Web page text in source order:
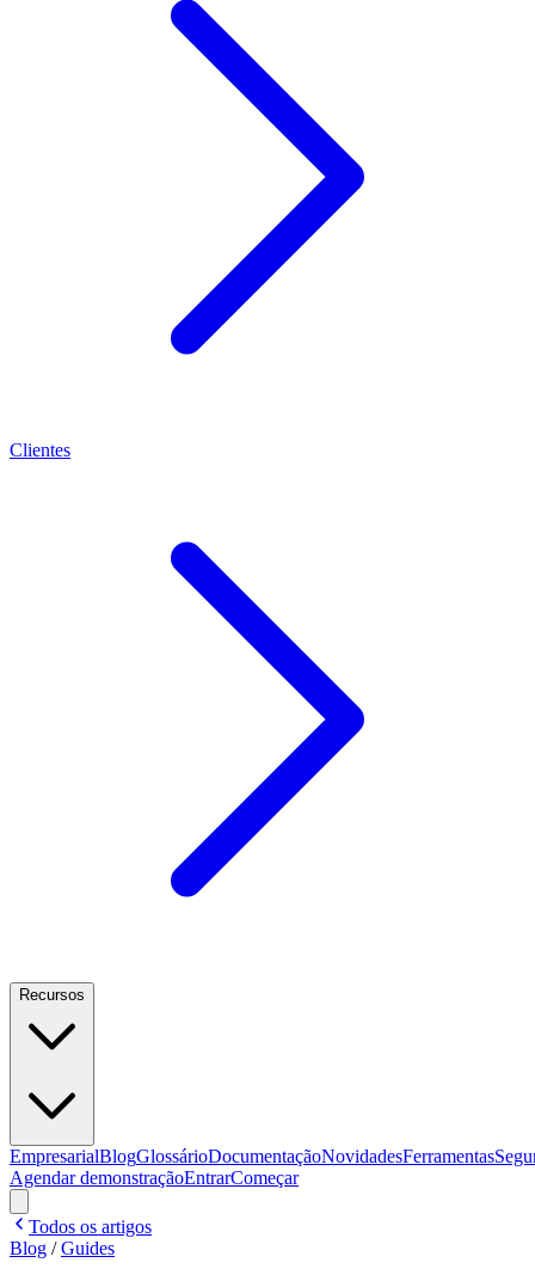
Clientes
Recursos
EmpresarialBlogGlossárioDocumentaçãoNovidadesFerramentas
Agendar demonstraçãoEntrarComeçar
Todos os artigos
Blog /Guides